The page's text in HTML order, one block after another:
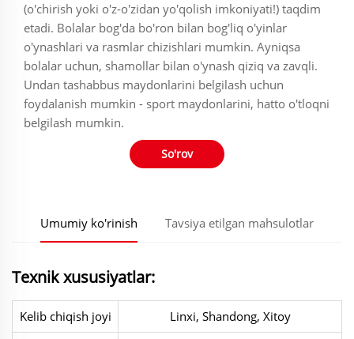
(o'chirish yoki o'z-o'zidan yo'qolish imkoniyati!) taqdim
etadi. Bolalar bog'da bo'ron bilan bog'liq o'yinlar
o'ynashlari va rasmlar chizishlari mumkin. Ayniqsa
bolalar uchun, shamollar bilan o'ynash qiziq va zavqli.
Undan tashabbus maydonlarini belgilash uchun
foydalanish mumkin - sport maydonlarini, hatto o'tloqni
belgilash mumkin.
So'rov
Umumiy ko'rinish Tavsiya etilgan mahsulotlar
Texnik xususiyatlar:
Kelib chiqish joyi
Linxi, Shandong, Xitoy